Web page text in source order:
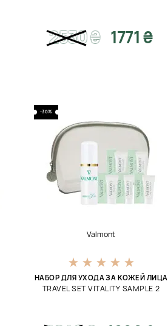
2530₴ 1771 ₴
-30%
Valmont
НАБОР ДЛЯ УХОДА ЗА КОЖЕЙ ЛИЦА
TRAVEL SET VITALITY SAMPLE 2